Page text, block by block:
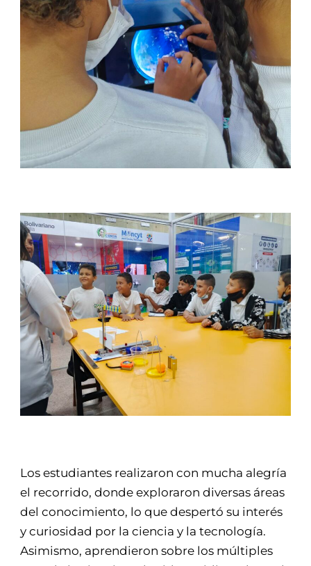
Los estudiantes realizaron con mucha alegría
el recorrido, donde exploraron diversas áreas
del conocimiento, lo que despertó su interés
y curiosidad por la ciencia y la tecnología.
Asimismo, aprendieron sobre los múltiples